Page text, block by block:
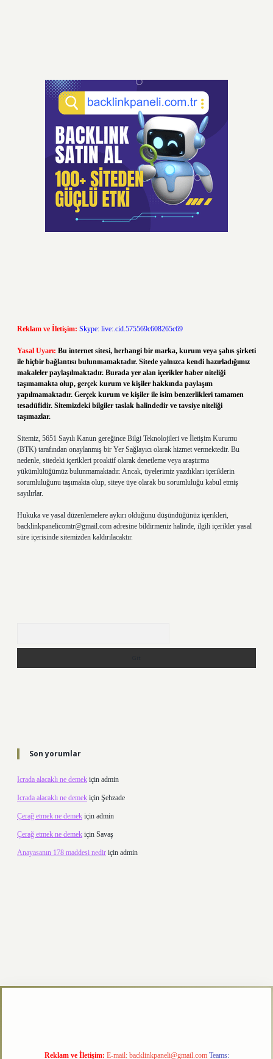
Reklam ve İletişim: Skype: live:.cid.575569c608265c69
Yasal Uyarı: Bu internet sitesi, herhangi bir marka, kurum veya şahıs şirketi
ile hiçbir bağlantısı bulunmamaktadır. Sitede yalnızca kendi hazırladığımız
makaleler paylaşılmaktadır. Burada yer alan içerikler haber niteliği
taşımamakta olup, gerçek kurum ve kişiler hakkında paylaşım
yapılmamaktadır. Gerçek kurum ve kişiler ile isim benzerlikleri tamamen
tesadüfidir. Sitemizdeki bilgiler taslak halindedir ve tavsiye niteliği
taşımazlar.
Sitemiz, 5651 Sayılı Kanun gereğince Bilgi Teknolojileri ve İletişim Kurumu
(BTK) tarafından onaylanmış bir Yer Sağlayıcı olarak hizmet vermektedir. Bu
nedenle, sitedeki içerikleri proaktif olarak denetleme veya araştırma
yükümlülüğümüz bulunmamaktadır. Ancak, üyelerimiz yazdıkları içeriklerin
sorumluluğunu taşımakta olup, siteye üye olarak bu sorumluluğu kabul etmiş
sayılırlar.
Hukuka ve yasal düzenlemelere aykırı olduğunu düşündüğünüz içerikleri,
backlinkpanelicomtr@gmail.com adresine bildirmeniz halinde, ilgili içerikler yasal
süre içerisinde sitemizden kaldırılacaktır.
Son yorumlar
Icrada alacaklı ne demek için admin
Icrada alacaklı ne demek için Şehzade
Çerağ etmek ne demek için admin
Çerağ etmek ne demek için Savaş
Anayasanın 178 maddesi nedir için admin
Reklam ve İletişim: E-mail: backlinkpaneli@gmail.com Teams: